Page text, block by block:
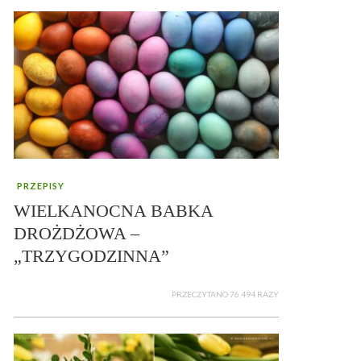
PRZEPISY
WIELKANOCNA BABKA
DROŻDŻOWA –
„TRZYGODZINNA”
PRZECZYTANO 76 494 RAZY